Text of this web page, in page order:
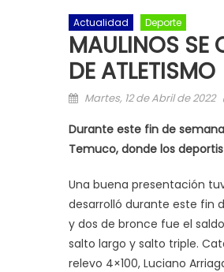
Actualidad Deporte
MAULINOS SE
DE ATLETISMO
Posted on
Martes, 12 de Abril de 2022
Durante este fin de
Temuco, donde los
Una buena presentación
desarrolló durante este fin
y dos de bronce fue el
salto largo y salto triple.
relevo 4×100, Luciano